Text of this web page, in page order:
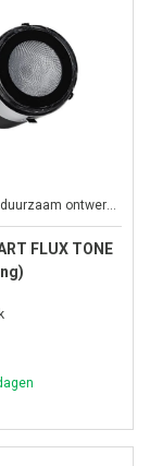
Stijlvol en duurzaam ontwerp voor buitengebruik.
FLUX TONE